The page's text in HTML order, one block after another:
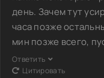
день. Зачем тут
часа позже
мин позже всего,
Ответить
Цитировать